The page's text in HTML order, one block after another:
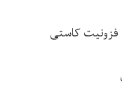
کاستی